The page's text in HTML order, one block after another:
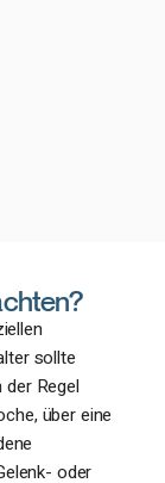
sollte
Regel
über eine
oder